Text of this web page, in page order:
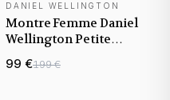
DANIEL WELLINGTON
Montre Femme Daniel
Wellington Petite
Lumine Bezel Sterling
DW00100661 cadran
99 €199 €